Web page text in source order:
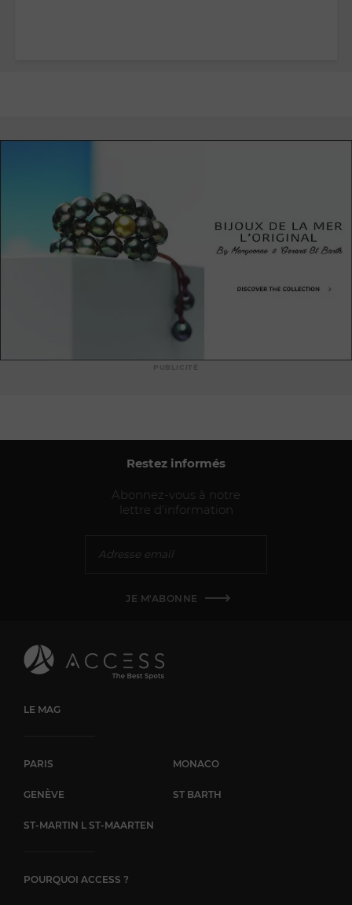
Restez informés
Abonnez-vous à notre
lettre d'information
JE M'ABONNE
LE MAG
PARIS MONACO
GENÈVE ST BARTH
ST-MARTIN L ST-MAARTEN
POURQUOI ACCESS ?